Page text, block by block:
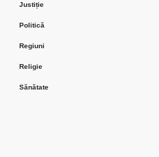
Justiție
Politică
Regiuni
Religie
Sănătate